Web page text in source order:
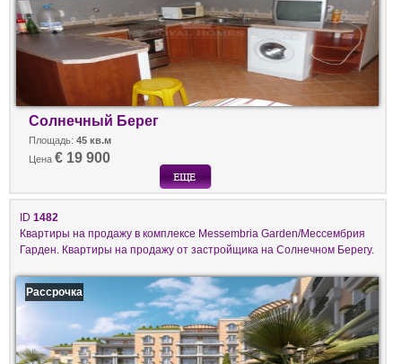
Солнечный Берег
Площадь: 45 кв.м
Цена € 19 900
ID 1482
Квартиры на продажу в комплексе Messembria Garden/Мессембрия
Гарден. Квартиры на продажу от застройщика на Солнечном Берегу.
Рассрочка